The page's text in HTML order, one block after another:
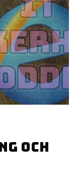
och